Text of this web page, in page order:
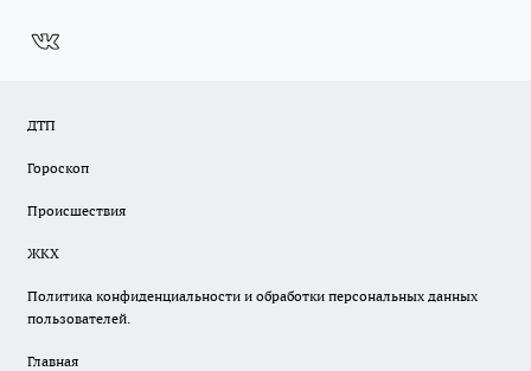
ДТП
Гороскоп
Происшествия
ЖКХ
Политика конфиденциальности и обработки персональных данных
пользователей.
Главная